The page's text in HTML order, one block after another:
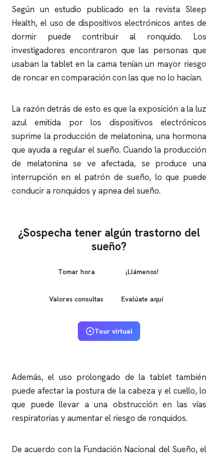
Según un estudio publicado en la revista Sleep
Health, el uso de dispositivos electrónicos antes de
dormir puede contribuir al ronquido. Los
investigadores encontraron que las personas que
usaban la tablet en la cama tenían un mayor riesgo
de roncaren comparación con las que no lo hacían.
La razón detrás de esto es que la exposición a la luz
azul emitida por los dispositivos electrónicos
suprime la producción de melatonina, una hormona
que ayuda a regular el sueño. Cuando la producción
de melatonina se ve afectada, se produce una
interrupción en el patrón de sueño, lo que puede
conducir a ronquidos yapnea del sueño.
¿Sospecha tener algún trastorno del
sueño?
Tomar hora ¡Llámenos!
Valores consultas Evalúate aquí
Tour virtual
Además, el uso prolongado de la tablet también
puede afectar la postura de la cabeza y el cuello, lo
que puede llevar a una obstrucción en las vías
respiratorias y aumentar el riesgo de ronquidos.
De acuerdo con la Fundación Nacional del Sueño, el